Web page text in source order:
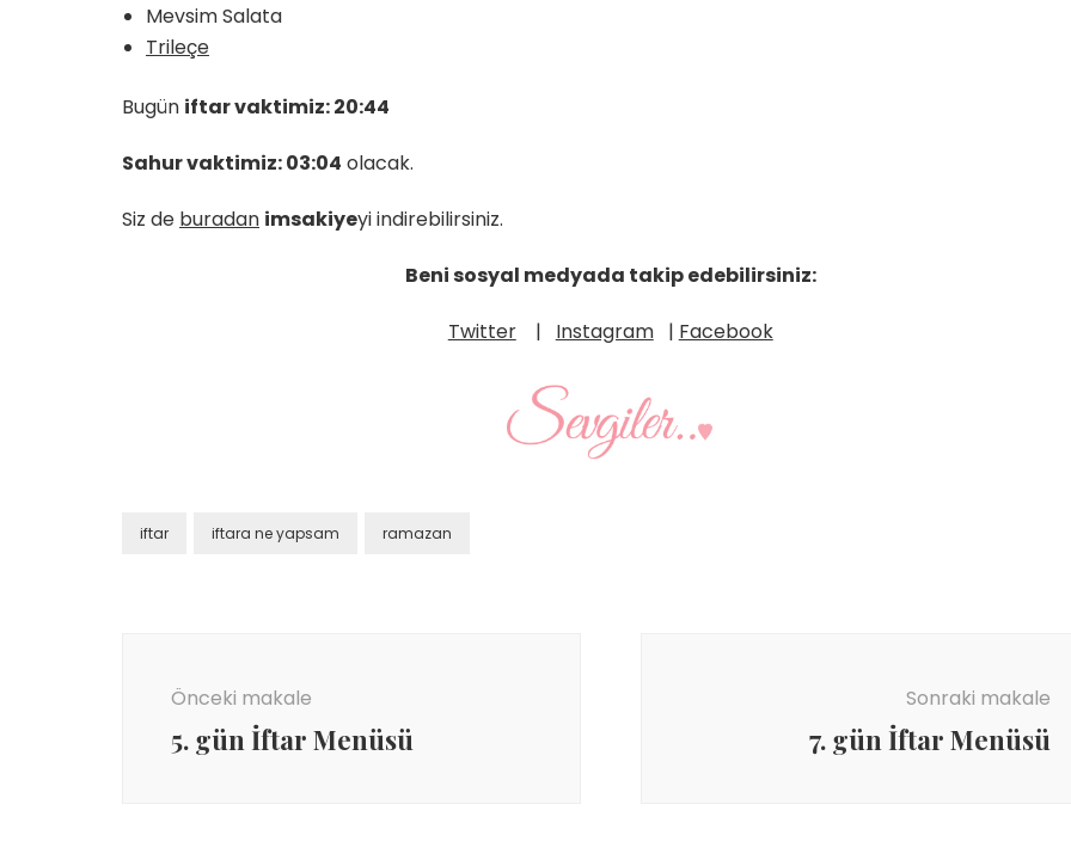
Mevsim Salata
Trileçe
Bugün iftar vaktimiz: 20:44
Sahur vaktimiz: 03:04 olacak.
Siz de buradan imsakiyeyi indirebilirsiniz.
Beni sosyal medyada takip edebilirsiniz:
Twitter| Instagram| Facebook
iftar iftara ne yapsam ramazan
dolaşımı
Önceki makale
5. gün İftar Menüsü
Sonraki makale
7. gün İftar Menüsü